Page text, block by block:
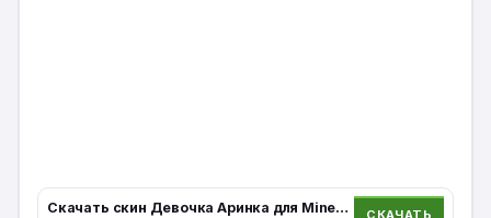
Скачать скин Девочка Аринка для Minecraft. СКАЧАТЬ